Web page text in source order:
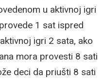
u aktivnoj igri
1 sat ispred
igri 2 sata, ako
mora provesti 8 sati
deci da priušti 8 sati